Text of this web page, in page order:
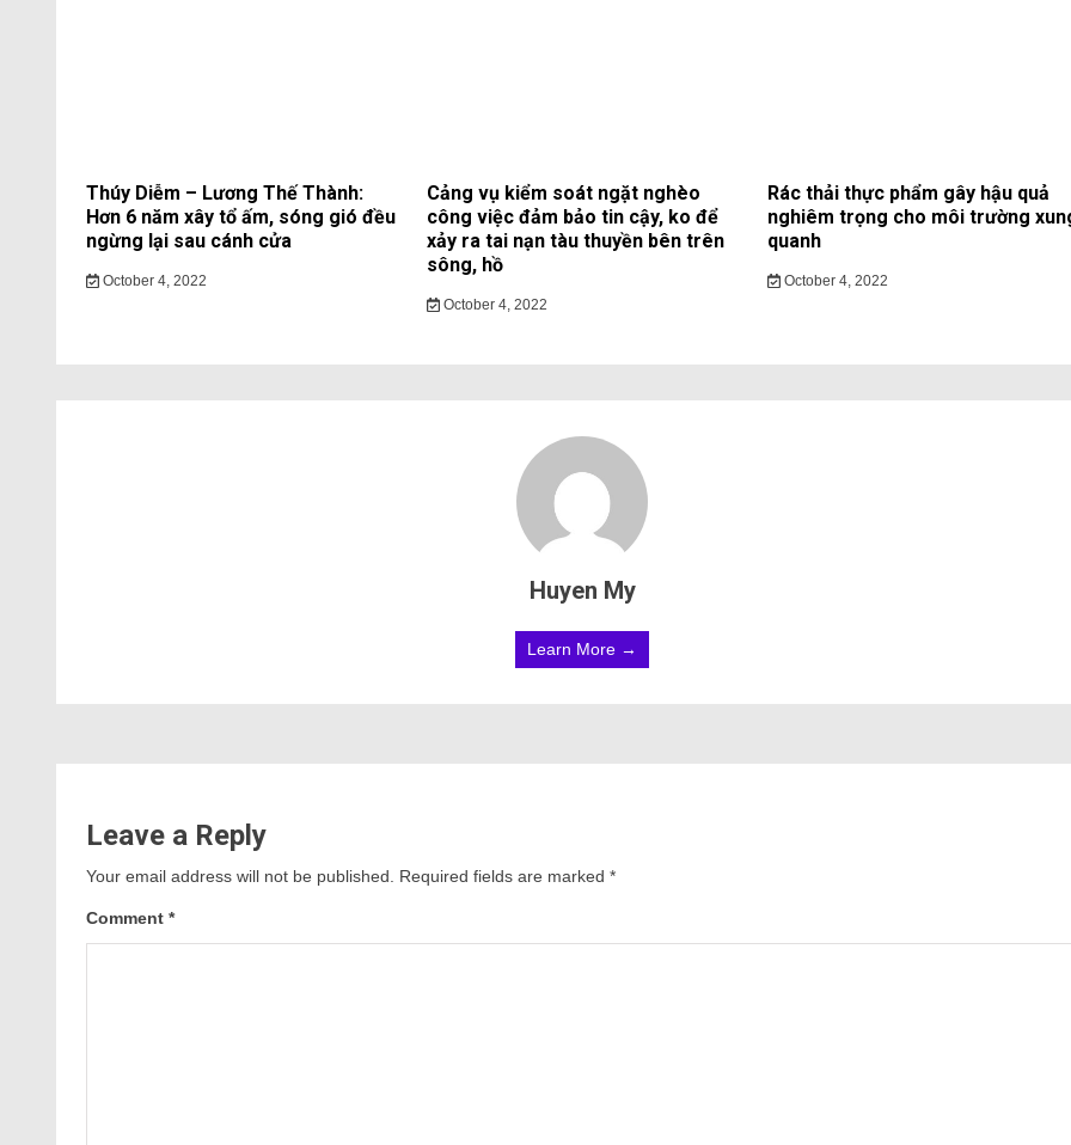
Thúy Diễm – Lương Thế Thành:
Hơn 6 năm xây tổ ấm, sóng gió đều
ngừng lại sau cánh cửa
October 4, 2022
Cảng vụ kiểm soát ngặt nghèo
công việc đảm bảo tin cậy, ko để
xảy ra tai nạn tàu thuyền bên trên
sông, hồ
October 4, 2022
Rác thải thực phẩm gây hậu quả
nghiêm trọng cho môi trường
quanh
October 4, 2022
Huyen My
Learn More →
Leave a Reply
Your email address will not be published. Required fields are marked *
Comment *